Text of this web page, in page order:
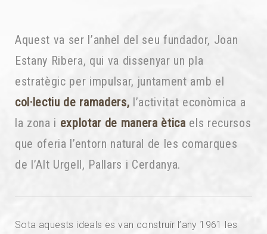
Aquest va ser l’anhel del seu fundador, Joan
Estany Ribera, qui va dissenyar un pla
estratègic per impulsar, juntament amb el
col·lectiu de ramaders, l’activitat econòmica a
la zona i explotar de manera ètica els recursos
que oferia l’entorn natural de les comarques
de l’Alt Urgell, Pallars i Cerdanya.
Sota aquests ideals es van construir l’any 1961 les